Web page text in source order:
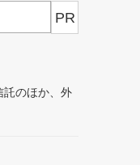
PR
託のほか、外